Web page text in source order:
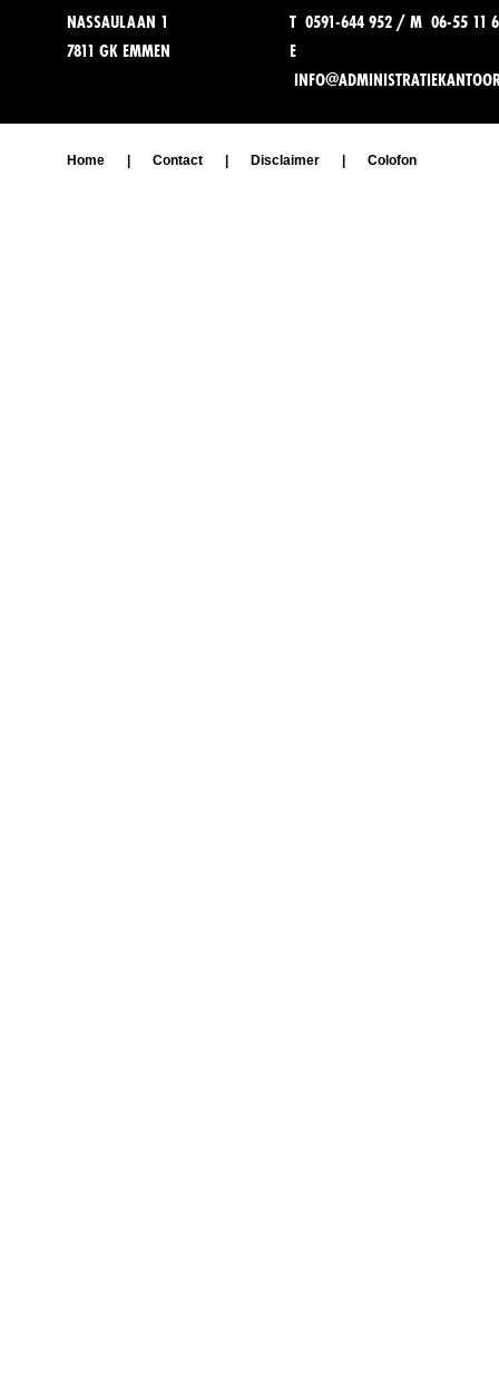
NASSAULAAN 1
7811 GK EMMEN
T 0591-644 952 / M 06-55 11
E
Home Contact Disclaimer Colofon